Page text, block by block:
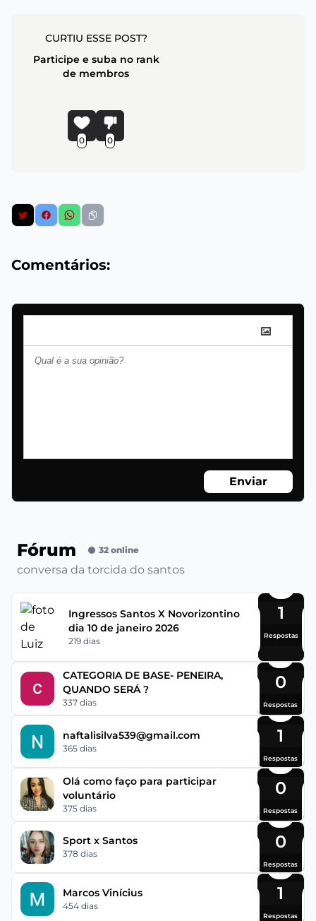
CURTIU ESSE POST?
Participe e suba no rank
de membros
0 0
Comentários:
Enviar
Fórum 32 online
conversa da torcida do santos
Ingressos Santos X Novorizontino
dia 10 de janeiro 2026
219 dias
1
Respostas
CATEGORIA DE BASE- PENEIRA,
QUANDO SERÁ ?
337 dias
0
Respostas
naftalisilva539@gmail.com
365 dias
1
Respostas
Olá como faço para participar
voluntário
375 dias
0
Respostas
Sport x Santos
378 dias
0
Respostas
Marcos Vinícius
454 dias
1
Respostas